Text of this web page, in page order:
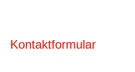
Kontaktformular